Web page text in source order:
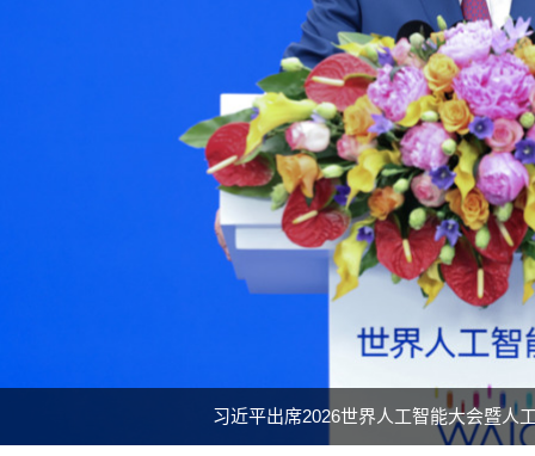
习近平出席2026世界人工智能大会暨人